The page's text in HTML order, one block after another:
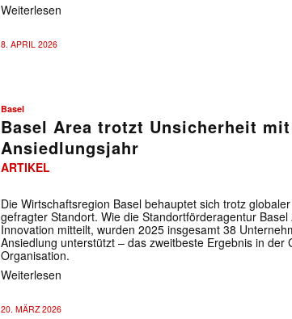
Weiterlesen
8. APRIL 2026
Basel
Basel Area trotzt Unsicherheit
Ansiedlungsjahr
ARTIKEL
Die Wirtschaftsregion Basel behauptet sich trotz
gefragter Standort. Wie die Standortförderagentur Basel
Innovation mitteilt, wurden 2025 insgesamt 38
Ansiedlung unterstützt – das zweitbeste Ergebnis in der
Organisation.
Weiterlesen
20. MÄRZ 2026